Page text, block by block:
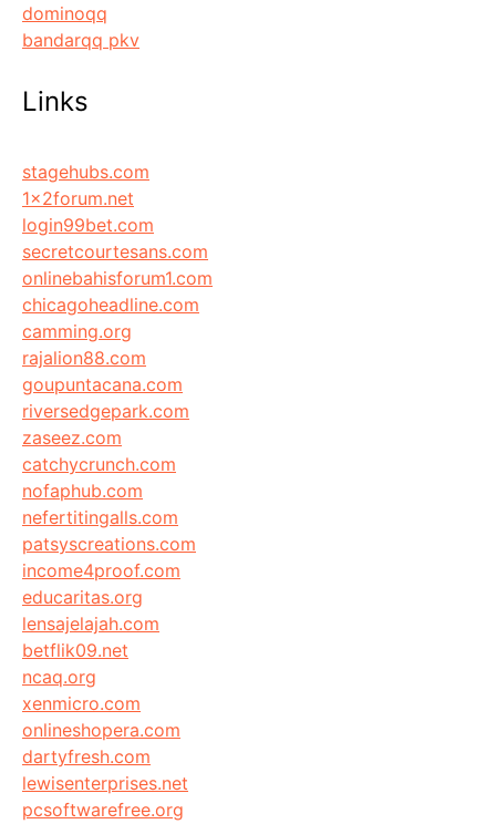
dominoqq
bandarqq pkv
Links
stagehubs.com
1x2forum.net
login99bet.com
secretcourtesans.com
onlinebahisforum1.com
chicagoheadline.com
camming.org
rajalion88.com
goupuntacana.com
riversedgepark.com
zaseez.com
catchycrunch.com
nofaphub.com
nefertitingalls.com
patsyscreations.com
income4proof.com
educaritas.org
lensajelajah.com
betflik09.net
ncaq.org
xenmicro.com
onlineshopera.com
dartyfresh.com
lewisenterprises.net
pcsoftwarefree.org